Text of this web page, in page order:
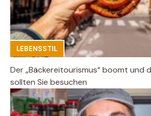
LEBENSSTIL
Der „Bäckereitourismus“ boomt und
sollten Sie besuchen